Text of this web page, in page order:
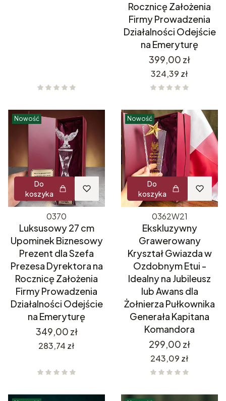
Rocznicę Założenia
Firmy Prowadzenia
Działalności Odejście
na Emeryturę
Cena
399,00 zł
Cena
324,39 zł
Nowość
Do
koszyka
0370
Luksusowy 27 cm
Upominek Biznesowy
Prezent dla Szefa
Prezesa Dyrektora na
Rocznicę Założenia
Firmy Prowadzenia
Działalności Odejście
na Emeryturę
Cena
349,00 zł
Cena
283,74 zł
Nowość
Do
koszyka
0362W21
Ekskluzywny
Grawerowany
Kryształ Gwiazda w
Ozdobnym Etui -
Idealny na Jubileusz
lub Awans dla
Żołnierza Pułkownika
Generała Kapitana
Komandora
Cena
299,00 zł
Cena
243,09 zł